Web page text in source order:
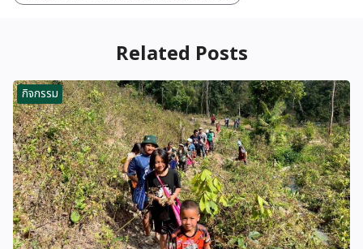
Related Posts
กิจกรรม